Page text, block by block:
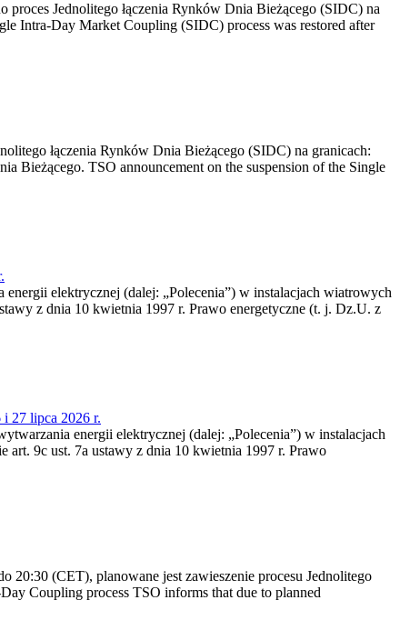
Jednolitego łączenia Rynków Dnia Bieżącego (SIDC) na
Intra-Day Market Coupling (SIDC) process was restored after
łączenia Rynków Dnia Bieżącego (SIDC) na granicach:
Bieżącego. TSO announcement on the suspension of the Single
elektrycznej (dalej: „Polecenia”) w instalacjach wiatrowych
z dnia 10 kwietnia 1997 r. Prawo energetyczne (t. j. Dz.U. z
27 lipca 2026 r.
energii elektrycznej (dalej: „Polecenia”) w instalacjach
art. 9c ust. 7a ustawy z dnia 10 kwietnia 1997 r. Prawo
20:30 (CET), planowane jest zawieszenie procesu Jednolitego
Coupling process TSO informs that due to planned